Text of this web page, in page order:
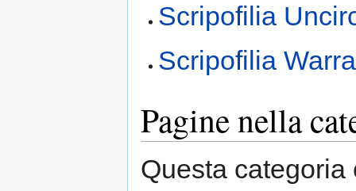
Scripofilia
Scripofilia
Pagine nella
Questa